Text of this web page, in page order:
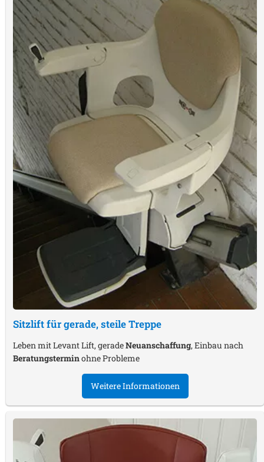
Sitzlift für gerade, steile Treppe
Leben mit Levant Lift, geradeNeuanschaffung, Einbau nach
Beratungsterminohne Probleme
Weitere Informationen